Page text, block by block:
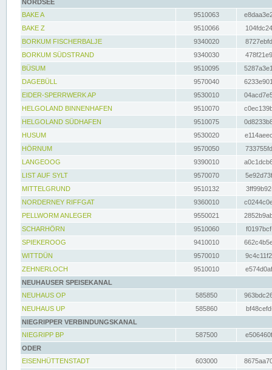
NORDSEE
BAKE A
9510063
BAKE Z
9510066
BORKUM FISCHERBALJE
9340020
BORKUM SÜDSTRAND
9340030
BÜSUM
9510095
DAGEBÜLL
9570040
EIDER-SPERRWERK AP
9530010
HELGOLAND BINNENHAFEN
9510070
HELGOLAND SÜDHAFEN
9510075
HUSUM
9530020
HÖRNUM
9570050
LANGEOOG
9390010
LIST AUF SYLT
9570070
MITTELGRUND
9510132
NORDERNEY RIFFGAT
9360010
PELLWORM ANLEGER
9550021
SCHARHÖRN
9510060
SPIEKEROOG
9410010
WITTDÜN
9570010
ZEHNERLOCH
9510010
NEUHAUSER SPEISEKANAL
NEUHAUS OP
585850
NEUHAUS UP
585860
NIEGRIPPER VERBINDUNGSKANAL
NIEGRIPP BP
587500
ODER
EISENHÜTTENSTADT
603000